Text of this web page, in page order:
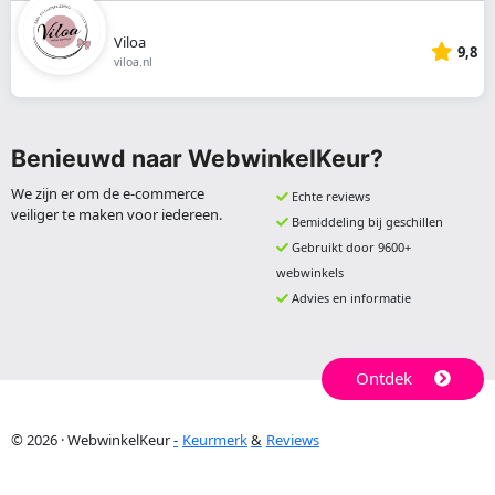
Viloa
viloa.nl 9,8
Benieuwd naar WebwinkelKeur?
We zijn er om de e-commerce
veiliger te maken voor iedereen.
Echte reviews
Bemiddeling bij geschillen
Gebruikt door 9600+
webwinkels
Advies en informatie
Ontdek
© 2026 · WebwinkelKeur Keurmerk Reviews